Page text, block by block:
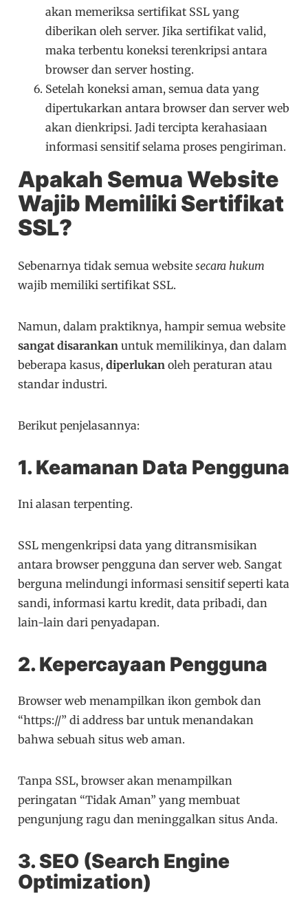
akan memeriksa sertifikat SSL yang
diberikan oleh server. Jika sertifikat valid,
maka terbentu koneksi terenkripsi antara
browser dan server hosting.
Setelah koneksi aman, semua data yang
dipertukarkan antara browser dan server web
akan dienkripsi. Jadi tercipta kerahasiaan
informasi sensitif selama proses pengiriman.
Apakah Semua Website
Wajib Memiliki Sertifikat
SSL?
Sebenarnya tidak semua websitesecara hukum
wajib memiliki sertifikat SSL.
Namun, dalam praktiknya, hampir semua website
sangat disarankan untuk memilikinya, dan dalam
beberapa kasus,diperlukan oleh peraturan atau
standar industri.
Berikut penjelasannya:
1. Keamanan Data Pengguna
Ini alasan terpenting.
SSL mengenkripsi data yang ditransmisikan
antara browser pengguna dan server web. Sangat
berguna melindungi informasi sensitif seperti kata
sandi, informasi kartu kredit, data pribadi, dan
lain-lain dari penyadapan.
2. Kepercayaan Pengguna
Browser web menampilkan ikon gembok dan
“https://” di address bar untuk menandakan
bahwa sebuah situs web aman.
Tanpa SSL, browser akan menampilkan
peringatan “Tidak Aman” yang membuat
pengunjung ragu dan meninggalkan situs Anda.
3. SEO (Search Engine
Optimization)